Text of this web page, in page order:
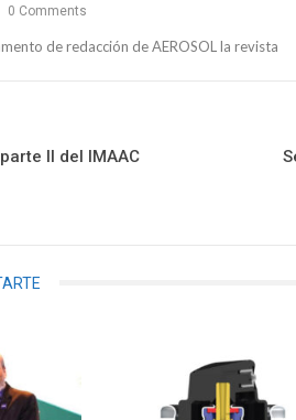
0 Comments
de redacción de AEROSOL la revista
II del IMAAC